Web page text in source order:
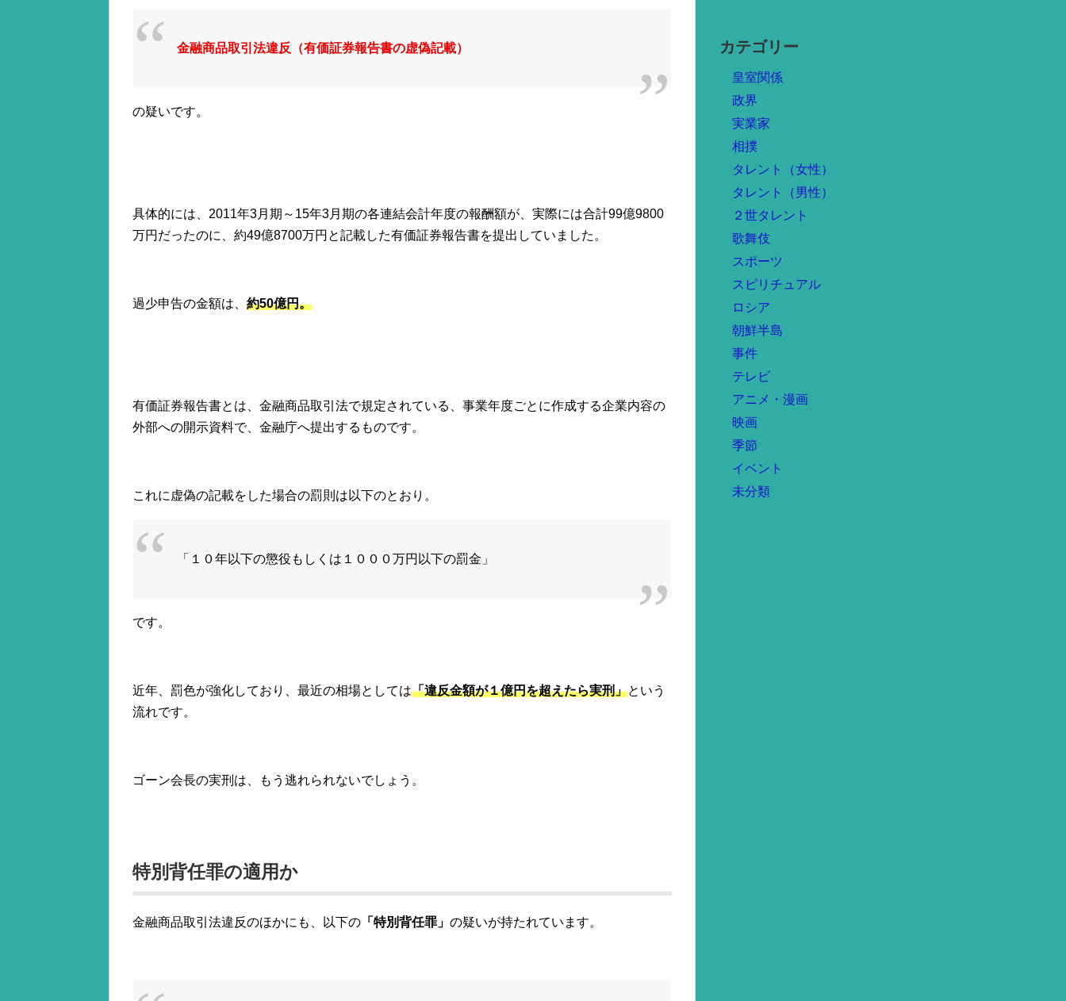
金融商品取引法違反（有価証券報告書の虚偽記載）
の疑いです。
具体的には、2011年3月期～15年3月期の各連結会計年度の報酬額が、実際には合計99億9800
万円だったのに、約49億8700万円と記載した有価証券報告書を提出していました。
過少申告の金額は、 約50億円。
有価証券報告書とは、金融商品取引法で規定されている、事業年度ごとに作成する企業内容の
外部への開示資料で、金融庁へ提出するものです。
これに虚偽の記載をした場合の罰則は以下のとおり。
「１０年以下の懲役もしくは１０００万円以下の罰金」
です。
近年、罰色が強化しており、最近の相場としては「違反金額が１億円を超えたら実刑」という
流れです。
ゴーン会長の実刑は、もう逃れられないでしょう。
特別背任罪の適用か
金融商品取引法違反のほかにも、以下の 「特別背任罪」 の疑いが持たれています。
カテゴリー
皇室関係
政界
実業家
相撲
タレント（女性）
タレント（男性）
２世タレント
歌舞伎
スポーツ
スピリチュアル
ロシア
朝鮮半島
事件
テレビ
アニメ・漫画
映画
季節
イベント
未分類